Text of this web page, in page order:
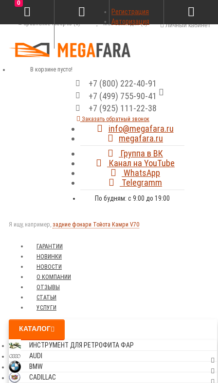
Личный кабинет
Мои закладки (0)
Сравнение товаров (0)
+7 (800) 222-40-91
+7 (499) 755-90-41
+7 (925) 111-22-38
Заказать обратный звонок
info@megafara.ru
megafara.ru
Группа в ВК
Канал на YouTube
WhatsApp
Telegramm
По будням: с 9:00 до 19:00
Я ищу, например, задние фонари Тойота Камри V70
Регистрация
Авторизация
0
В корзине пусто!
ГАРАНТИИ
НОВИНКИ
НОВОСТИ
О КОМПАНИИ
ОТЗЫВЫ
СТАТЬИ
УСЛУГИ
КАТАЛОГ
ИНСТРУМЕНТ ДЛЯ РЕТРОФИТА ФАР
AUDI
BMW
CADILLAC